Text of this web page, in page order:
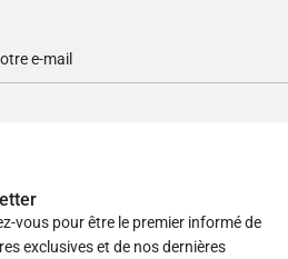
vous pour être le premier informé de
exclusives et de nos dernières